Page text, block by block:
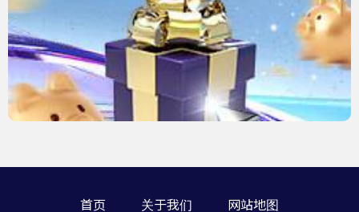
首页 关于我们 网站地图